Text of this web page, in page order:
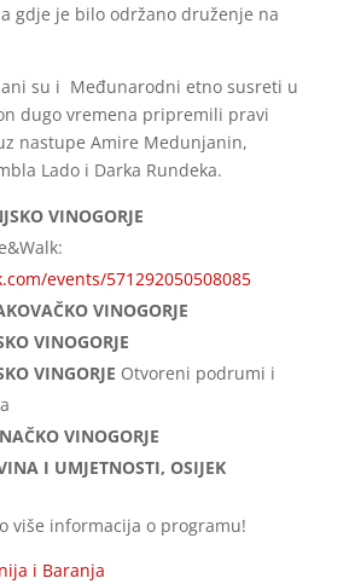
gdje je bilo održano druženje na
su i Međunarodni etno susreti u
dugo vremena pripremili pravi
nastupe Amire Medunjanin,
Lado i Darka Rundeka.
VINOGORJE
events/571292050508085
VINOGORJE
VINOGORJE
VINGORJE Otvoreni podrumi i
VINOGORJE
I UMJETNOSTI, OSIJEK
više informacija o programu!
i Baranja